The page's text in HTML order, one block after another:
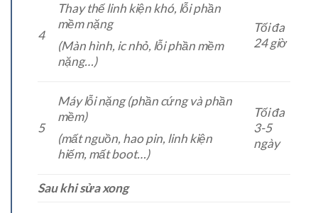
4
Thay thế linh kiện khó, lỗi phần
mềm nặng
(Màn hình, ic nhỏ, lỗi phần mềm
nặng…)
Tối đa
24 giờ
5
Máy lỗi nặng (phần cứng và phần
mềm)
(mất nguồn, hao pin, linh kiện
hiếm, mất boot…)
Tối đa
3-5
ngày
Sau khi sửa xong